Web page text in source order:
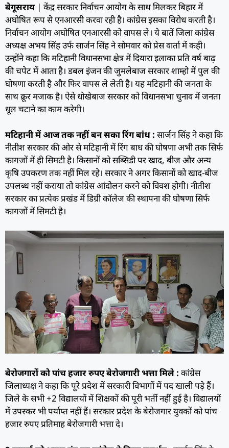
बेगूसराय | केंद्र सरकार निर्वाचन आयोग के साथ मिलकर बिहार में
अघोषित रूप से एनआरसी करवा रही है। कांग्रेस इसका विरोध करती है।
निर्वाचन आयोग अघोषित एनआरसी को वापस ले। ये बातें जिला कांग्रेस
अध्यक्ष अभय सिंह उर्फ सार्जन सिंह ने सोमवार को प्रेस वार्ता में कही।
उन्होंने कहा कि मटिहानी विधानसभा क्षेत्र में दियारा इलाका प्रति वर्ष बाढ़
की चपेट में आता है। डबल इंजन की जुमलेबाज सरकार शाम्हो में पुल की
घोषणा करती है और फिर वापस ले लेती है। यह मटिहानी की जनता के
साथ क्रूर मजाक है। ऐसे धोखेबाज सरकार को विधानसभा चुनाव में जनता
धूल चटाने का काम करेगी।
मटिहानी में आज तक नहीं बन सका रिंग बांध : सार्जन सिंह ने कहा कि
नीतीश सरकार की ओर से मटिहानी में रिंग बाध की घोषणा अभी तक सिर्फ
कागजों में ही सिमटी है। किसानों को सब्सिडी पर खाद, बीज और अन्य
कृषि उपकरण तक नहीं मिल रहे। सरकार ने अगर किसानों को खाद-बीज
उपलब्ध नहीं कराया तो कांग्रेस आंदोलन करने को विवश होगी। नीतीश
सरकार का प्रत्येक प्रखंड में डिग्री कॉलेज की स्थापना की घोषणा सिर्फ
कागजों में सिमटी है।
बेरोजगारों को पांच हजार रुपए बेरोजगारी भत्ता मिले : कांग्रेस
जिलाध्यक्ष ने कहा कि पूरे प्रदेश में सरकारी विभागों में पद खाली पड़े हैं।
जिले के सभी +2 विद्यालयों में शिक्षकों की पूरी भर्ती नहीं हुई है। विद्यालयों
में उपस्कर भी पर्याप्त नहीं हैं। सरकार प्रदेश के बेरोजगार युवकों को पांच
हजार रुपए प्रतिमाह बेरोजगारी भत्ता दे।